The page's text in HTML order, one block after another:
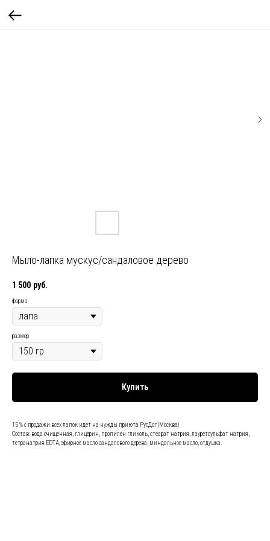
Мыло-лапка мускус/сандаловое дерево
1 500 руб.
форма
размер
Купить
15 % с продажи всех лапок идет на нужды приюта РусДог (Москва)
Состав: вода очищенная, глицерин, пропилен гликоль, стеарат натрия, лауретсульфат натрия,
тетранатрия EDTA, эфирное масло сандалового дерева, миндальное масло, отдушка.